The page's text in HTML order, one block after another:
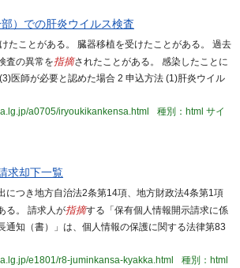
）での肝炎ウイルス検査
たことがある。 臓器移植を受けたことがある。 過去
査の異常を指摘されたことがある。 感染したことに
医師が必要と認めた場合 2 申込方法 (1)肝炎ウイル
a0705/iryoukikankensa.html
種別：html サイ
求却下一覧
につき地方自治法2条第14項、地方財政法4条第1項
る。 請求人が指摘する「保有個人情報開示請求に係
通知（書）」は、個人情報の保護に関する法律第83
e1801/r8-juminkansa-kyakka.html
種別：html